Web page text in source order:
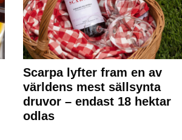
Scarpa lyfter fram en av
världens mest sällsynta
druvor – endast 18 hektar
odlas